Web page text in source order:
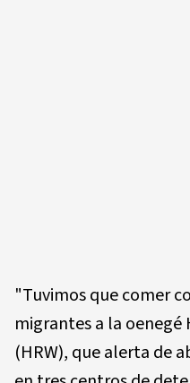
"Tuvimos que comer
migrantes a la
(HRW), que alerta de